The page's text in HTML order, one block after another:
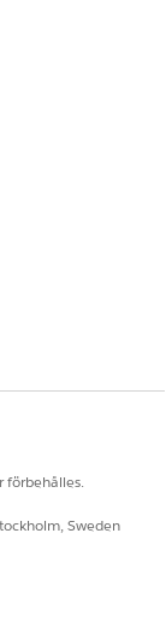
förbehålles.
Sweden